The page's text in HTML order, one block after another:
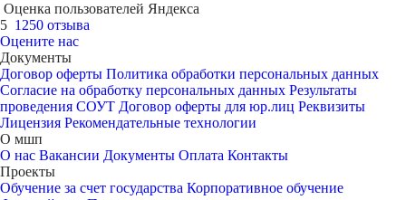
Оценка пользователей Яндекса
5 1250 отзыва
Оцените нас
Документы
Договор оферты Политика обработки персональных данных
Согласие на обработку персональных данных Результаты
проведения СОУТ Договор оферты для юр.лиц Реквизиты
Лицензия Рекомендательные технологии
О мшп
О нас Вакансии Документы Оплата Контакты
Проекты
Обучение за счет государства Корпоративное обучение